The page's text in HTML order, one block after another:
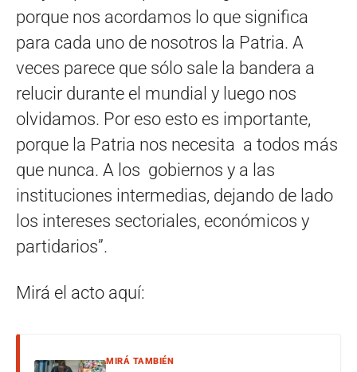
porque nos acordamos lo que significa
para cada uno de nosotros la Patria. A
veces parece que sólo sale la bandera a
relucir durante el mundial y luego nos
olvidamos. Por eso esto es importante,
porque la Patria nos necesita a todos más
que nunca. A los gobiernos y a las
instituciones intermedias, dejando de lado
los intereses sectoriales, económicos y
partidarios”.
Mirá el acto aquí:
MIRÁ TAMBIÉN